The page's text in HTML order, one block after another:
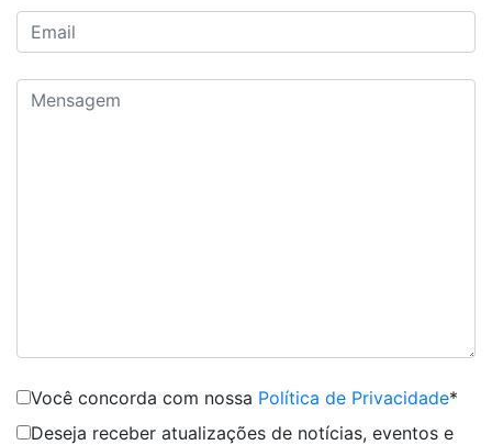
Você concorda com nossa Política de Privacidade*
Deseja receber atualizações de notícias, eventos e